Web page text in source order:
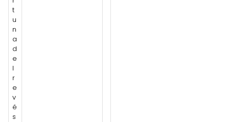
t
u
n
a
d
e
l
r
e
v
é
s